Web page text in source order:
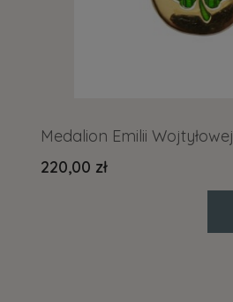
Medalion Emilii Wojtyłowej
220,00 zł